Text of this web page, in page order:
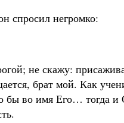
спросил негромко:
не скажу:
брат мой. Как
бы во имя Его… тогда и